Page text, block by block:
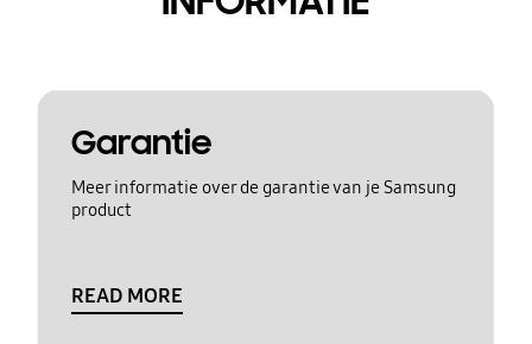
Garantie
Meer informatie over de garantie van je Samsung
product
READ MORE